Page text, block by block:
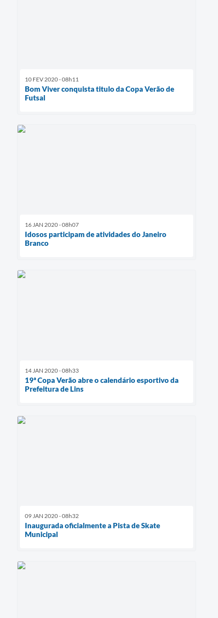
10 FEV 2020 - 08h11
Bom Viver conquista titulo da Copa Verão de
Futsal
16 JAN 2020 - 08h07
Idosos participam de atividades do Janeiro
Branco
14 JAN 2020 - 08h33
19ª Copa Verão abre o calendário esportivo da
Prefeitura de Lins
09 JAN 2020 - 08h32
Inaugurada oficialmente a Pista de Skate
Municipal